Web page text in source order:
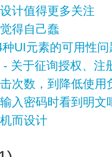
计值得更多关注
得自己蠢
UI元素的可用性
- 关于征询授权、注
次数，到降低使用
入密码时看到明文
而设计